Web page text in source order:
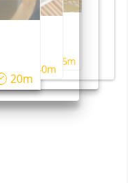
20m
40m
55m